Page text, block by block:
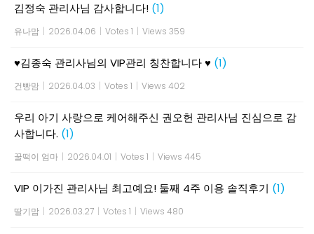
김정숙 관리사님 감사합니다! (1)
유나맘 | 2026.04.06 | Votes 1 | Views 359
♥김종숙 관리사님의 VIP관리 칭찬합니다 ♥ (1)
건빵맘 | 2026.04.03 | Votes 1 | Views 402
우리 아기 사랑으로 케어해주신 권오헌 관리사님 진심으로 감
사합니다. (1)
꿀떡이 엄마 | 2026.04.01 | Votes 1 | Views 445
VIP 이가진 관리사님 최고예요! 둘째 4주 이용 솔직후기 (1)
딸기맘 | 2026.03.27 | Votes 1 | Views 480